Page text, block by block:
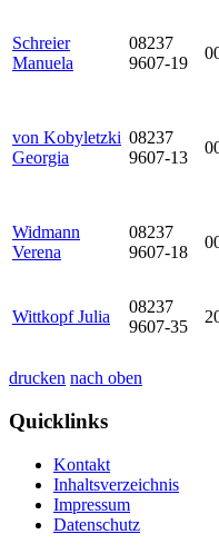
Schreier
Manuela
08237
9607-19
von Kobyletzki
Georgia
08237
9607-13
Widmann
Verena
08237
9607-18
Wittkopf Julia
08237
9607-35
drucken nach oben
Quicklinks
Kontakt
Inhaltsverzeichnis
Impressum
Datenschutz